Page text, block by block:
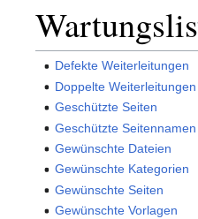
Defekte Weiterleitungen
Doppelte Weiterleitungen
Geschützte Seiten
Geschützte Seitennamen
Gewünschte Dateien
Gewünschte Kategorien
Gewünschte Seiten
Gewünschte Vorlagen